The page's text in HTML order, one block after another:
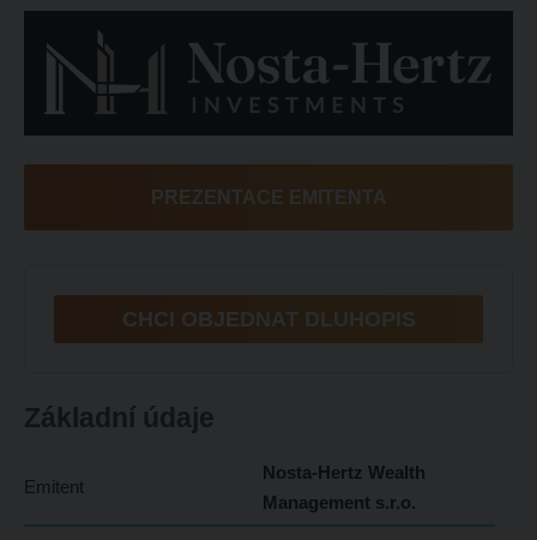
PREZENTACE EMITENTA
CHCI OBJEDNAT DLUHOPIS
Základní údaje
Emitent
Nosta-Hertz Wealth
Management s.r.o.